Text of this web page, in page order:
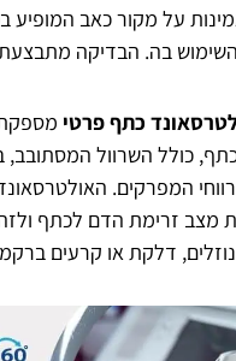
על מקור כאב המופיע
בה. הבדיקה מתבצעת
כתף פרטי
כולל השרוול המסתובב,
המפרקים.
מצב זרימת הדם לכתף
דלקת או קרעים